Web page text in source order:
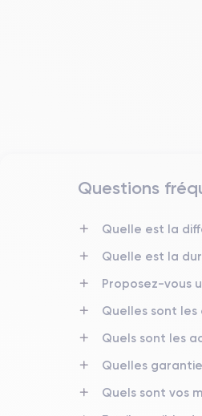
23/10/2020
Dimensions
Écran
RAM
Nom de la puce
Questions
Quelle est la
Quelle est la
Proposez-vous
Quelles sont
Quels sont les
Quelles
Quels sont vos